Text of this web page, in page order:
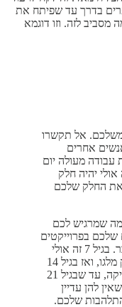
בדרך עד שפיתח את
מסביב לזה. וזו דוגמא
משלכם. אל תקשרו
אחרים
מעולה יום
יהיה חלק
את החלק שלכם
מה שמרגיש לכם
בפרוייקטים
יתכנסו לאותו דבר. בגיל 7 זה אולי
נראה שאפתני ומלהיב לבנות משהו ענק מלגו, ואז בגיל 14
ללמד את עצמכם נושא מורכב במתמטיקה, עד שבגיל 21
להן עדיין
שלכם.